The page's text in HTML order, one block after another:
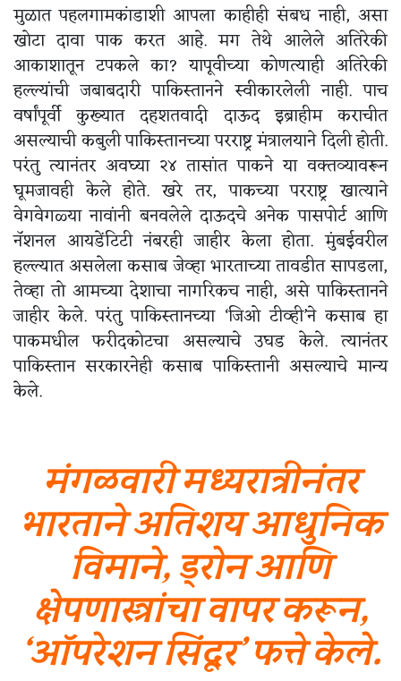
मुळात पहलगामकांडाशी आपला काहीही संबध नाही, असा
खोटा दावा पाक करत आहे. मग तेथे आलेले अतिरेकी
आकाशातून टपकले का? यापूवीच्या कोणत्याही अतिरेकी
हल्ल्यांची जबाबदारी पाकिस्तानने स्वीकारलेली नाही. पाच
वर्षांपूर्वी कुख्यात दहशतवादी दाऊद इब्राहीम कराचीत
असल्याची कबुली पाकिस्तानच्या परराष्ट्र मंत्रालयाने दिली होती.
परंतु त्यानंतर अवघ्या २४ तासांत पाकने या वक्तव्यावरून
घूमजावही केले होते. खरे तर, पाकच्या परराष्ट्र खात्याने
वेगवेगळ्या नावांनी बनवलेले दाऊदचे अनेक पासपोर्ट आणि
नॅशनल आयडेंटिटी नंबरही जाहीर केला होता. मुंबईवरील
हल्ल्यात असलेला कसाब जेव्हा भारताच्या तावडीत सापडला,
तेव्हा तो आमच्या देशाचा नागरिकच नाही, असे पाकिस्तानने
जाहीर केले. परंतु पाकिस्तानच्या ‘जिओ टीव्ही’ने कसाब हा
पाकमधील फरीदकोटचा असल्याचे उघड केले. त्यानंतर
पाकिस्तान सरकारनेही कसाब पाकिस्तानी असल्याचे मान्य
केले.
मंगळवारी मध्यरात्रीनंतर
भारताने अतिशय आधुनिक
विमाने, ड्रोन आणि
क्षेपणास्त्रांचा वापर करून,
‘ऑपरेशन सिंदूर’ फत्ते केले.